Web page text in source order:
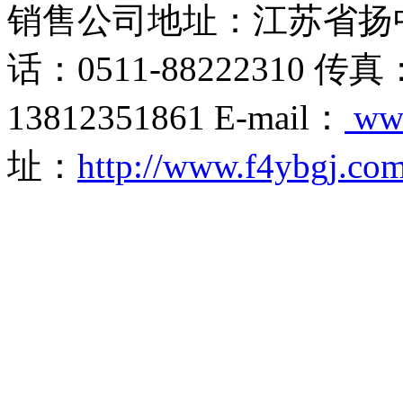
销售公司地址：江苏省
话：0511-88222310 传真
13812351861 E-mail：
址： http://